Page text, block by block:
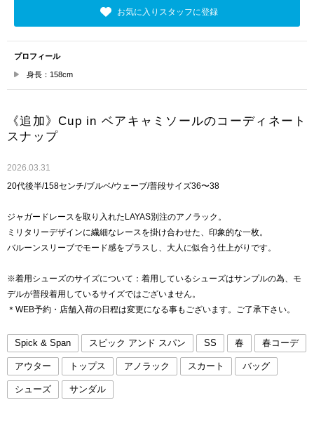
お気に入りスタッフに登録
プロフィール
身長：158cm
《追加》Cup in ベアキャミソールのコーディネート
スナップ
2026.03.31
20代後半/158センチ/ブルベ/ウェーブ/普段サイズ36〜38
ジャガードレースを取り入れたLAYAS別注のアノラック。
ミリタリーデザインに繊細なレースを掛け合わせた、印象的な一枚。
バルーンスリーブでモード感をプラスし、大人に似合う仕上がりです。
※着用シューズのサイズについて：着用しているシューズはサンプルの為、モ
デルが普段着用しているサイズではございません。
＊WEB予約・店舗入荷の日程は変更になる事もございます。ご了承下さい。
Spick & Span スピック アンド スパン SS 春 春コーデ
アウター トップス アノラック スカート バッグ
シューズ サンダル